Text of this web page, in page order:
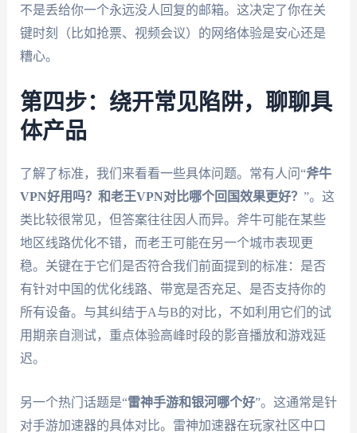
不是丢给你一个永远没人回复的邮箱。这决定了你在关
键时刻（比如抢票、视频会议）的网络体验是安心还是
糟心。
第四步：绕开常见陷阱，聊聊具
体产品
了解了标准，我们来看看一些具体问题。常有人问“斧牛
VPN好用吗？和老王VPN对比哪个回国效果更好？ ”。这
类比较很常见，但答案往往因人而异。斧牛可能在某些
地区线路优化不错，而老王可能在另一个城市表现更
稳。关键在于它们是否符合我们前面提到的标准：是否
有针对中国的优化线路、带宽是否充足、是否支持你的
所有设备。与其纠结于A与B的对比，不如利用它们的试
用期亲自测试，重点体验高峰时段的影音播放和游戏延
迟。
另一个热门话题是“雷神手游和银河哪个好”。这通常是针
对手游加速器的具体对比。雷神加速器在玩家社区中口